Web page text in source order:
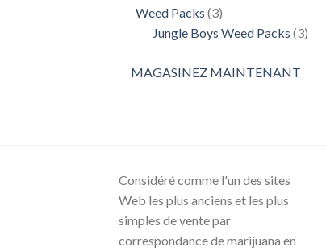
Weed Packs 33
produits
Jungle Boys Weed Packs 33
MAGASINEZ MAINTENANT
Considéré comme l'un des sites
Web les plus anciens et les plus
simples de vente par
correspondance de marijuana en